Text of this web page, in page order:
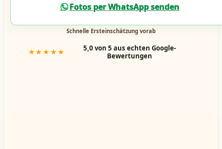
Fotos per WhatsApp senden
Schnelle Ersteinschätzung vorab
★★★★★
5,0 von 5 aus echten Google-
Bewertungen